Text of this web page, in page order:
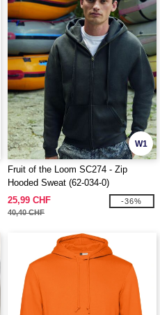
W1
Fruit of the Loom SC274 - Zip
Hooded Sweat (62-034-0)
25,99 CHF
40,40 CHF
-36%